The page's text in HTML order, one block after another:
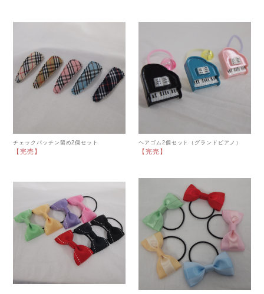
チェックパッチン留め2個セット
【完売】
ヘアゴム2個セット（グランドピアノ）
【完売】